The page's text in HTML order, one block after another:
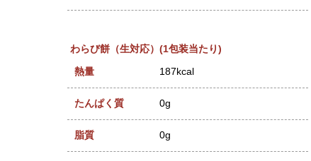
わらび餅（生対応）(1包装当たり)
熱量 187kcal
たんぱく質 0g
脂質 0g